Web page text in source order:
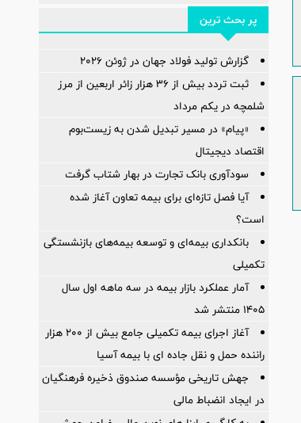
پر بحث ترین
گزارش تولید فولاد جهان در ژوئن ۲۰۲۶
ثبت تردد بیش از ۳۶ هزار زائر اربعین از مرز
شلمچه در یکم مرداد
«پیام» در مسیر تبدیل شدن به زیست‌بوم
اقتصاد دیجیتال
سودآوری بانک تجارت در بهار شتاب گرفت
آیا فصل تازه‌ای برای بیمه تعاون آغاز شده
است؟
بانکداری بیمه‌ای و توسعه بیمه‌های بازنشستگی
تکمیلی
آمار عملكرد بازار بیمه در سه ماهه اول سال
1405 منتشر شد
آغاز اجرای بیمه تکمیلی جامع بیش از ۲۰۰ هزار
راننده حمل و نقل جاده ای با بیمه آسیا
جهش تاریخی مؤسسه صندوق ذخیره فرهنگیان
در ایجاد انضباط مالی